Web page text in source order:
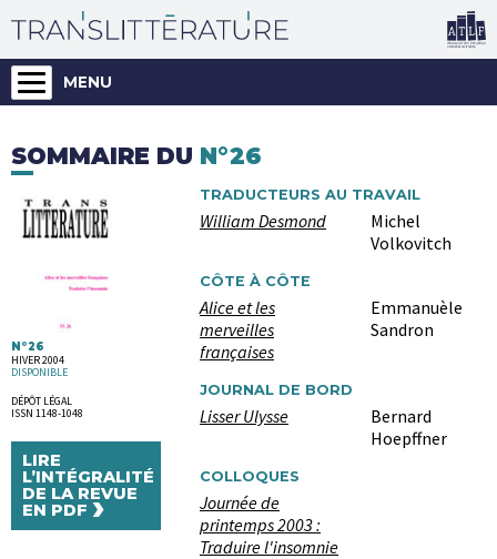
MENU
SOMMAIRE DU N°26
N°26
HIVER 2004
DISPONIBLE
DÉPÔT LÉGAL
ISSN 1148-1048
LIRE
L’INTÉGRALITÉ
DE LA REVUE
EN PDF ›
TRADUCTEURS AU TRAVAIL
William Desmond
Michel
Volkovitch
CÔTE À CÔTE
Alice et les
merveilles
françaises
Emmanuèle
Sandron
JOURNAL DE BORD
Lisser Ulysse
Bernard
Hoepffner
COLLOQUES
Journée de
printemps 2003 :
Traduire l'insomnie